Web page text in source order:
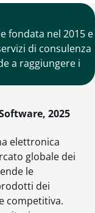
fondata nel 2015 e
di consulenza
a raggiungere i
2025
elettronica
globale dei
le
dei
competitiva.